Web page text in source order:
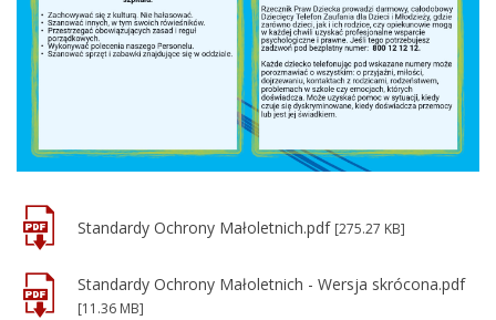
Standardy Ochrony Małoletnich.pdf [275.27 KB]
Standardy Ochrony Małoletnich - Wersja skrócona.pdf
[11.36 MB]